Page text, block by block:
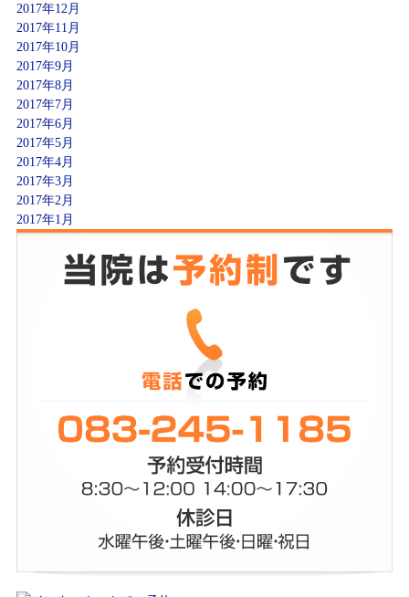
2017年12月
2017年11月
2017年10月
2017年9月
2017年8月
2017年7月
2017年6月
2017年5月
2017年4月
2017年3月
2017年2月
2017年1月